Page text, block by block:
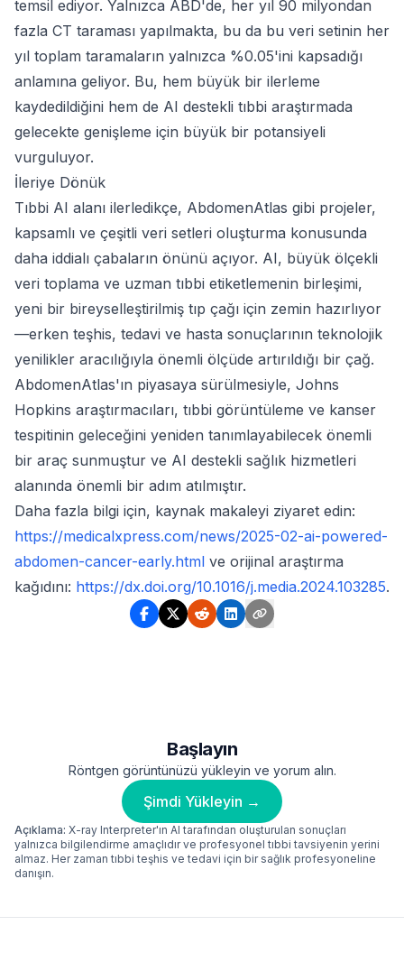
temsil ediyor. Yalnızca ABD'de, her yıl 90 milyondan
fazla CT taraması yapılmakta, bu da bu veri setinin her
yıl toplam taramaların yalnızca %0.05'ini kapsadığı
anlamına geliyor. Bu, hem büyük bir ilerleme
kaydedildiğini hem de AI destekli tıbbi araştırmada
gelecekte genişleme için büyük bir potansiyeli
vurguluyor.
İleriye Dönük
Tıbbi AI alanı ilerledikçe, AbdomenAtlas gibi projeler,
kapsamlı ve çeşitli veri setleri oluşturma konusunda
daha iddialı çabaların önünü açıyor. AI, büyük ölçekli
veri toplama ve uzman tıbbi etiketlemenin birleşimi,
yeni bir bireyselleştirilmiş tıp çağı için zemin hazırlıyor
—erken teşhis, tedavi ve hasta sonuçlarının teknolojik
yenilikler aracılığıyla önemli ölçüde artırıldığı bir çağ.
AbdomenAtlas'ın piyasaya sürülmesiyle, Johns
Hopkins araştırmacıları, tıbbi görüntüleme ve kanser
tespitinin geleceğini yeniden tanımlayabilecek önemli
bir araç sunmuştur ve AI destekli sağlık hizmetleri
alanında önemli bir adım atılmıştır.
Daha fazla bilgi için, kaynak makaleyi ziyaret edin:
https://medicalxpress.com/news/2025-02-ai-powered-
abdomen-cancer-early.html ve orijinal araştırma
kağıdını: https://dx.doi.org/10.1016/j.media.2024.103285.
Başlayın
Röntgen görüntünüzü yükleyin ve yorum alın.
Şimdi Yükleyin →
Açıklama: X-ray Interpreter'ın AI tarafından oluşturulan sonuçları
yalnızca bilgilendirme amaçlıdır ve profesyonel tıbbi tavsiyenin yerini
almaz. Her zaman tıbbi teşhis ve tedavi için bir sağlık profesyoneline
danışın.